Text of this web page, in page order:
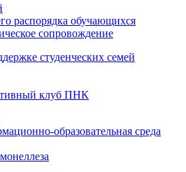
распорядка обучающихся
сопровождение
студенческих семей
клуб ПНК
образовательная среда